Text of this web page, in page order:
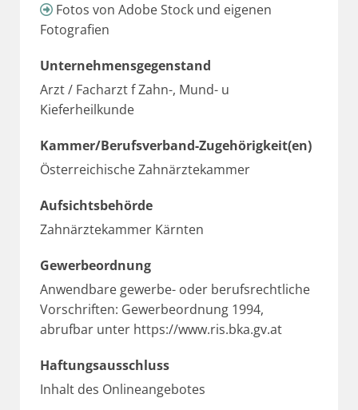
 Fotos von Adobe Stock und eigenen
Fotografien
Unternehmensgegenstand
Arzt / Facharzt f Zahn-, Mund- u
Kieferheilkunde
Kammer/Berufsverband-Zugehörigkeit(en)
Österreichische Zahnärztekammer
Aufsichtsbehörde
Zahnärztekammer Kärnten
Gewerbeordnung
Anwendbare gewerbe- oder berufsrechtliche
Vorschriften: Gewerbeordnung 1994,
abrufbar unter https://www.ris.bka.gv.at
Haftungsausschluss
Inhalt des Onlineangebotes